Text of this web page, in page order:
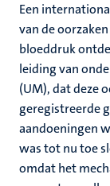
Een
van de
bloeddruk
leiding van
(UM), dat deze
geregistreerde
aandoeningen
was tot nu toe
omdat het